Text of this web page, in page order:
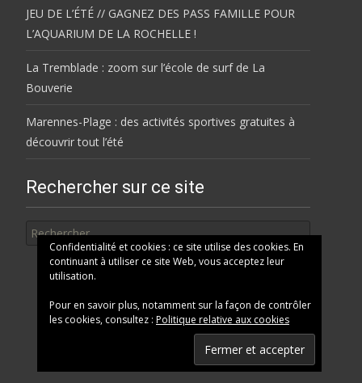
JEU DE L’ÉTÉ // GAGNEZ DES PASS FAMILLE POUR
L’AQUARIUM DE LA ROCHELLE !
La Tremblade : zoom sur l’école de surf de La
Bouverie
Marennes-Plage : des activités sportives gratuites à
découvrir tout l’été
Rechercher sur ce site
Confidentialité et cookies : ce site utilise des cookies. En
continuant à utiliser ce site Web, vous acceptez leur
utilisation.
Pour en savoir plus, notamment sur la façon de contrôler
les cookies, consultez : Politique relative aux cookies